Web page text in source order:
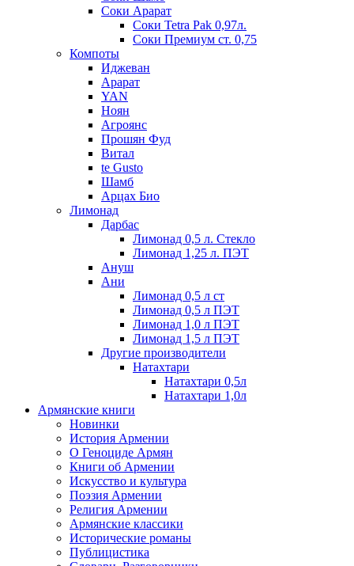
Соки Арарат
Соки Tetra Pak 0,97л.
Соки Премиум ст. 0,75
Компоты
Иджеван
Арарат
YAN
Ноян
Агроянс
Прошян Фуд
Витал
te Gusto
Шамб
Арцах Био
Лимонад
Дарбас
Лимонад 0,5 л. Стекло
Лимонад 1,25 л. ПЭТ
Ануш
Ани
Лимонад 0,5 л ст
Лимонад 0,5 л ПЭТ
Лимонад 1,0 л ПЭТ
Лимонад 1,5 л ПЭТ
Другие производители
Натахтари
Натахтари 0,5л
Натахтари 1,0л
Армянские книги
Новинки
История Армении
О Геноциде Армян
Книги об Армении
Иcкусство и культура
Поэзия Армении
Религия Армении
Армянские классики
Исторические романы
Публицистика